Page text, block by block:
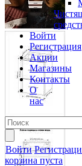
Войти
Регистрация
Акции
Магазины
Контакты
О
нас
Войти
корзина пуста